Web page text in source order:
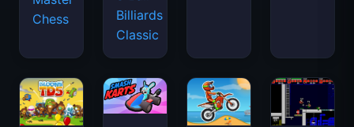
Chess
Billiards
Classic